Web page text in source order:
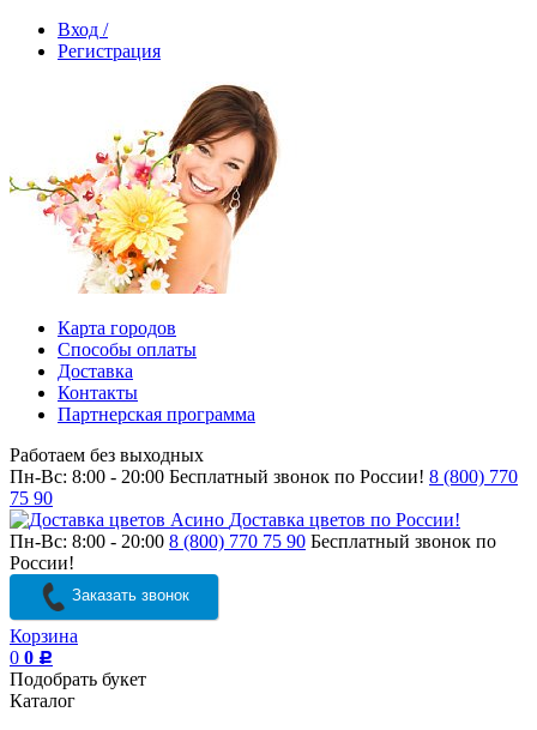
Вход /
Регистрация
Карта городов
Способы оплаты
Доставка
Контакты
Партнерская программа
Работаем без выходных
Пн-Вс: 8:00 - 20:00 Бесплатный звонок по России! 8 (800) 770
75 90
Доставка цветов по России!
Пн-Вс: 8:00 - 20:00 8 (800) 770 75 90 Бесплатный звонок по
России!
Заказать звонок
Корзина
0 0 Р
Подобрать букет
Каталог